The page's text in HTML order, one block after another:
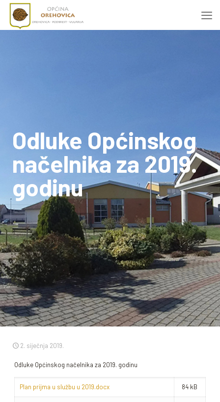
Odluke Općinskog
načelnika za 2019.
godinu
2. siječnja 2019.
Odluke Općinskog načelnika za 2019. godinu
Plan prijma u službu u 2019.docx 84 kB